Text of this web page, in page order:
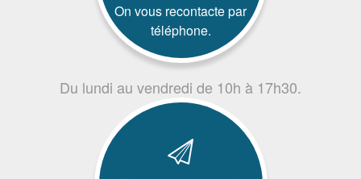
On vous recontacte par
téléphone.
Du lundi au vendredi de 10h à 17h30.